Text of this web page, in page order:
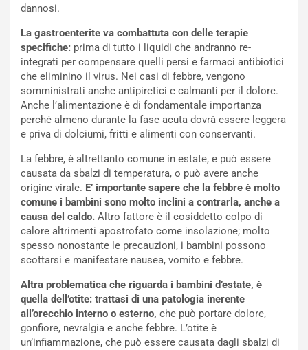
dannosi.
La gastroenterite va combattuta con delle terapie
specifiche: prima di tutto i liquidi che andranno re-
integrati per compensare quelli persi e farmaci antibiotici
che eliminino il virus. Nei casi di febbre, vengono
somministrati anche antipiretici e calmanti per il dolore.
Anche l’alimentazione è di fondamentale importanza
perché almeno durante la fase acuta dovrà essere leggera
e priva di dolciumi, fritti e alimenti con conservanti.
La febbre, è altrettanto comune in estate, e può essere
causata da sbalzi di temperatura, o può avere anche
origine virale. E’ importante sapere che la febbre è molto
comune i bambini sono molto inclini a contrarla, anche a
causa del caldo. Altro fattore è il cosiddetto colpo di
calore altrimenti apostrofato come insolazione; molto
spesso nonostante le precauzioni, i bambini possono
scottarsi e manifestare nausea, vomito e febbre.
Altra problematica che riguarda i bambini d’estate, è
quella dell’otite: trattasi di una patologia inerente
all’orecchio interno o esterno, che può portare dolore,
gonfiore, nevralgia e anche febbre. L’otite è
un’infiammazione, che può essere causata dagli sbalzi di